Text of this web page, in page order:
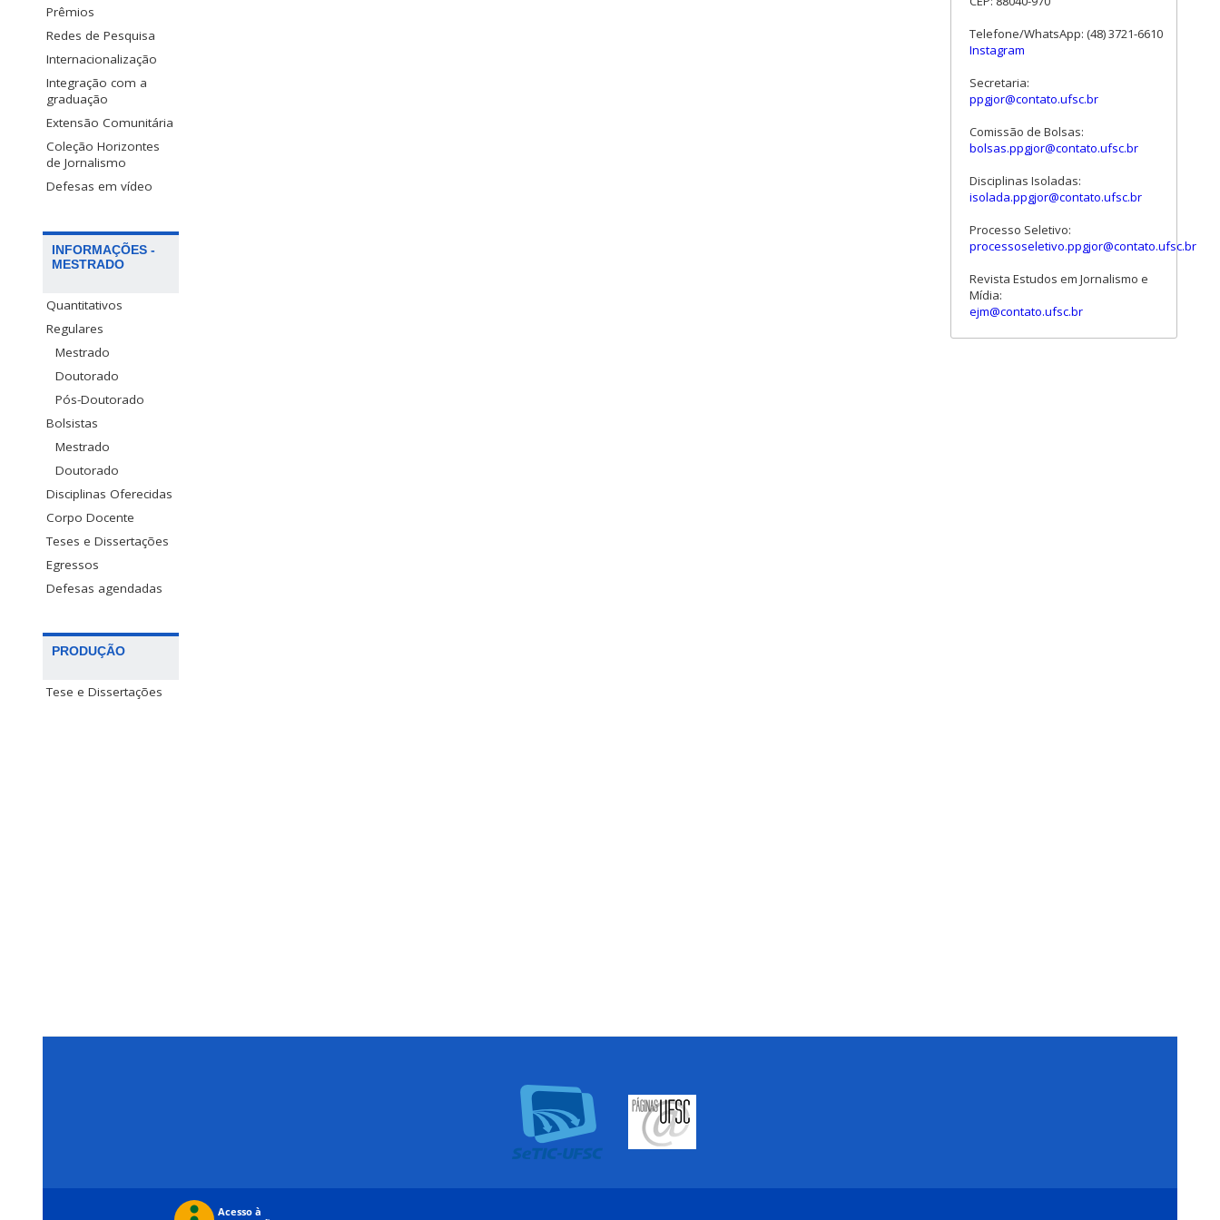
Prêmios
Redes de Pesquisa
Internacionalização
Integração com a
graduação
Extensão Comunitária
Coleção Horizontes
de Jornalismo
Defesas em vídeo
INFORMAÇÕES -
MESTRADO
Quantitativos
Regulares
Mestrado
Doutorado
Pós-Doutorado
Bolsistas
Mestrado
Doutorado
Disciplinas Oferecidas
Corpo Docente
Teses e Dissertações
Egressos
Defesas agendadas
PRODUÇÃO
Tese e Dissertações
Telefone/WhatsApp: (48) 3721-6610
Instagram
Secretaria:
ppgjor@contato.ufsc.br
Comissão de Bolsas:
bolsas.ppgjor@contato.ufsc.br
Disciplinas Isoladas:
isolada.ppgjor@contato.ufsc.br
Processo Seletivo:
processoseletivo.ppgjor@contato.ufsc.br
Revista Estudos em Jornalismo e
Mídia:
ejm@contato.ufsc.br